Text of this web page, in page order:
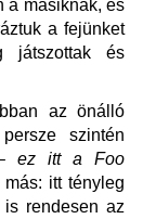
a másiknak, és
a fejünket
játszottak és
az önálló
szintén
ez itt a Foo
itt tényleg
rendesen az